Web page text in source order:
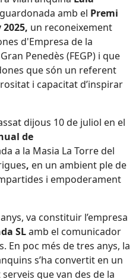
amb el Premi
2025, un reconeixement
d'Empresa de la
Penedès (FEGP) i que
que són un referent
i capacitat d’inspirar
dijous 10 de juliol en el
de
a la Masia La Torre del
, en un ambient ple de
i empoderament
va constituir l’empresa
SLamb el comunicador
En poc més de tres anys, la
s’ha convertit en un
que van des de la